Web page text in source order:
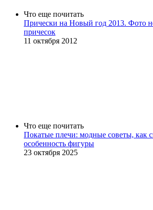
Что еще почитать
Прически на Новый год 2013. Фото
причесок
11 октября 2012
Что еще почитать
Покатые плечи: модные советы, как
особенность фигуры
23 октября 2025